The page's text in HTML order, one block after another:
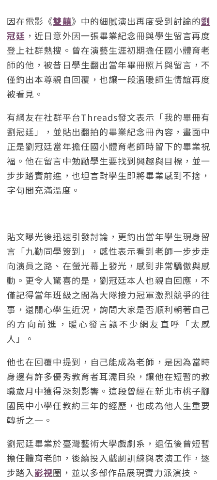
因在電影《雙囍》中的細膩演出再度受到討論的劉
冠廷 ，近日意外因一張畢業紀念冊與學生留言再度
登上社群熱搜。曾在演藝生涯初期擔任國小體育老
師的他，被昔日學生翻出當年畢冊照片與留言，不
僅釣出本尊親自回覆，也讓一段溫暖師生情誼再度
被看見。
有網友在社群平台Threads發文表示「我的畢冊有
劉冠廷」，並貼出翻拍的畢業紀念冊內容，畫面中
正是劉冠廷當年擔任國小體育老師時留下的畢業祝
福。他在留言中勉勵學生要找到興趣與目標，並一
步步踏實前進，也坦言對學生即將畢業感到不捨，
字句間充滿溫度。
貼文曝光後迅速引發討論，更釣出當年學生現身留
言「九勤同學簽到」，感性表示看到老師一步步走
向演員之路、在螢光幕上發光，感到非常驕傲與感
動。更令人驚喜的是，劉冠廷本人也親自回應，不
僅記得當年班級之間為大隊接力冠軍激烈競爭的往
事，還關心學生近況，詢問大家是否順利朝著自己
的方向前進，暖心發言讓不少網友直呼「太感
人」。
他也在回覆中提到，自己能成為老師，是因為當時
身邊有許多優秀教育者耳濡目染，讓他在短暫的教
職歲月中獲得深刻影響。這段曾經在新北市桃子腳
國民中小學任教約三年的經歷，也成為他人生重要
轉折之一。
劉冠廷畢業於臺灣藝術大學戲劇系，退伍後曾短暫
擔任體育老師，後續投入戲劇訓練與表演工作，逐
步踏入影視圈，並以多部作品展現實力派演技。